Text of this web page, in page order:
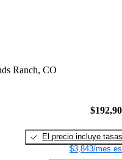
Ranch, CO
El precio incluye tasas
$3,843/mes